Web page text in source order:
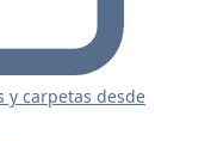
y carpetas desde